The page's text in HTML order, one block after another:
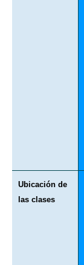
Ubicación de
las clases